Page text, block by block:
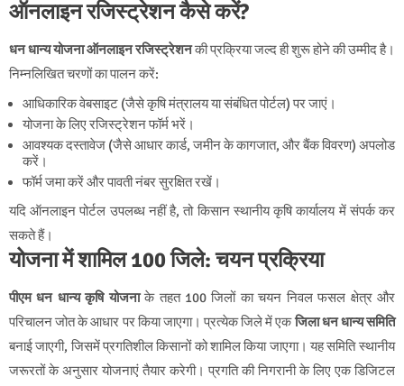
ऑनलाइन रजिस्ट्रेशन कैसे करें?
धन धान्य योजना ऑनलाइन रजिस्ट्रेशनकी प्रक्रिया जल्द ही शुरू होने की उम्मीद है।
निम्नलिखित चरणों का पालन करें:
आधिकारिक वेबसाइट (जैसे कृषि मंत्रालय या संबंधित पोर्टल) पर जाएं।
योजना के लिए रजिस्ट्रेशन फॉर्म भरें।
आवश्यक दस्तावेज (जैसे आधार कार्ड, जमीन के कागजात, और बैंक विवरण) अपलोड
करें।
फॉर्म जमा करें और पावती नंबर सुरक्षित रखें।
यदि ऑनलाइन पोर्टल उपलब्ध नहीं है, तो किसान स्थानीय कृषि कार्यालय में संपर्क कर
सकते हैं।
योजना में शामिल 100 जिले: चयन प्रक्रिया
पीएम धन धान्य कृषि योजनाके तहत 100 जिलों का चयन निवल फसल क्षेत्र और
परिचालन जोत के आधार पर किया जाएगा। प्रत्येक जिले में एकजिला धन धान्य समिति
बनाई जाएगी, जिसमें प्रगतिशील किसानों को शामिल किया जाएगा। यह समिति स्थानीय
जरूरतों के अनुसार योजनाएं तैयार करेगी। प्रगति की निगरानी के लिए एक डिजिटल